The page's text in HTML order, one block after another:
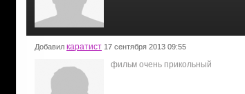
Добавил каратист 17 сентября 2013 09:55
фильм очень прикольный